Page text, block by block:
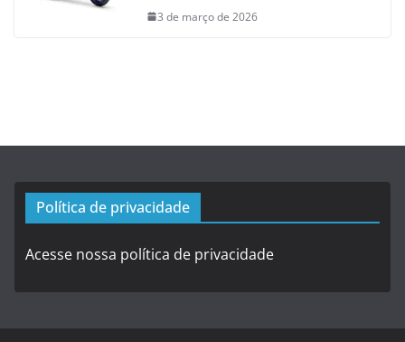
3 de março de 2026
Política de privacidade
Acesse nossa política de privacidade